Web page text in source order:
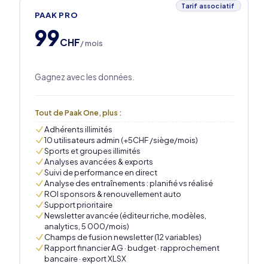
Tarif associatif
PAAK PRO
99CHF/ mois
Gagnez avec les données.
Tout de Paak One, plus :
Adhérents illimités
10 utilisateurs admin (+5CHF /siège/mois)
Sports et groupes illimités
Analyses avancées & exports
Suivi de performance en direct
Analyse des entraînements : planifié vs réalisé
ROI sponsors & renouvellement auto
Support prioritaire
Newsletter avancée (éditeur riche, modèles,
analytics, 5 000/mois)
Champs de fusion newsletter (12 variables)
Rapport financier AG · budget · rapprochement
bancaire · export XLSX